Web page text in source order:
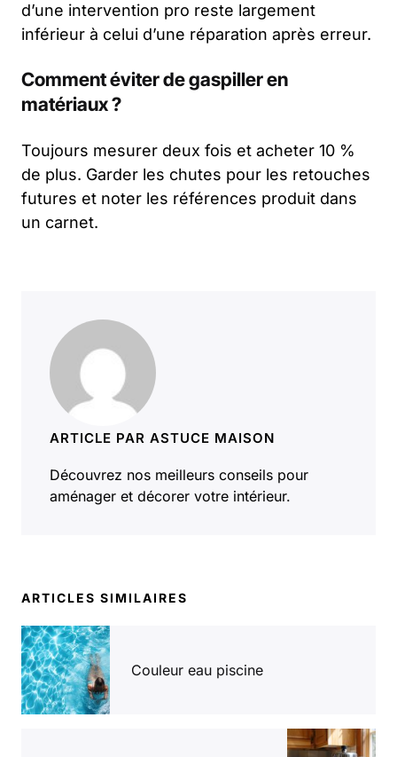
d’une intervention pro reste largement
inférieur à celui d’une réparation après erreur.
Comment éviter de gaspiller en
matériaux ?
Toujours mesurer deux fois et acheter 10 %
de plus. Garder les chutes pour les retouches
futures et noter les références produit dans
un carnet.
ARTICLE PAR ASTUCE MAISON
Découvrez nos meilleurs conseils pour
aménager et décorer votre intérieur.
ARTICLES SIMILAIRES
Couleur eau piscine